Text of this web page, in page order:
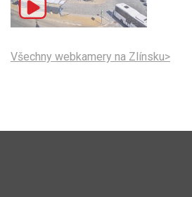
Všechny webkamery na Zlínsku>